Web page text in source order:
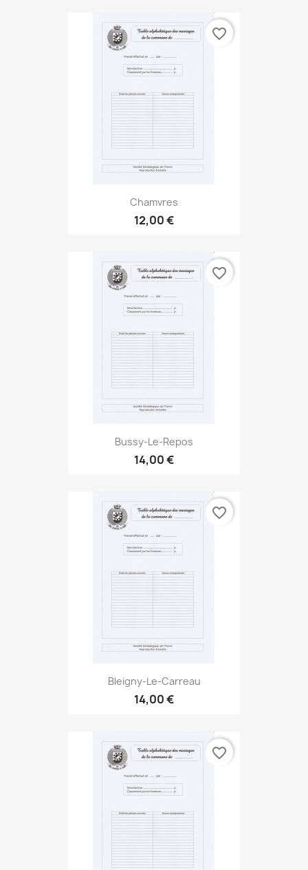
Chamvres
12,00 €
favorite_border
Bussy-Le-Repos
14,00 €
favorite_border
Bleigny-Le-Carreau
14,00 €
favorite_border
favorite_border